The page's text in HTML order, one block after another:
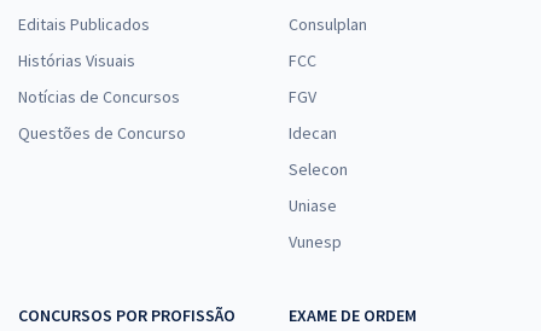
Editais Publicados
Histórias Visuais
Notícias de Concursos
Questões de Concurso
Consulplan
FCC
FGV
Idecan
Selecon
Uniase
Vunesp
CONCURSOS POR PROFISSÃO
EXAME DE ORDEM